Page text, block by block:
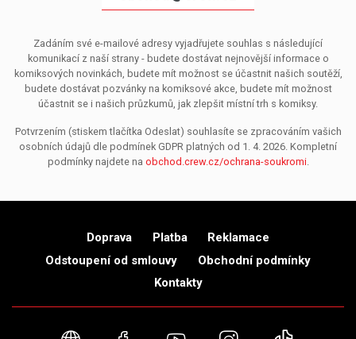
Zadáním své e-mailové adresy vyjadřujete souhlas s následující
komunikací z naší strany - budete dostávat nejnovější informace o
komiksových novinkách, budete mít možnost se účastnit našich soutěží,
budete dostávat pozvánky na komiksové akce, budete mít možnost
účastnit se i našich průzkumů, jak zlepšit místní trh s komiksy.
Potvrzením (stiskem tlačítka Odeslat) souhlasíte se zpracováním vašich
osobních údajů dle podmínek GDPR platných od 1. 4. 2026. Kompletní
podmínky najdete na obchod.crew.cz/ochrana-soukromi.
Doprava Platba
Reklamace
Odstoupení od smlouvy
Obchodní podmínky
Kontakty